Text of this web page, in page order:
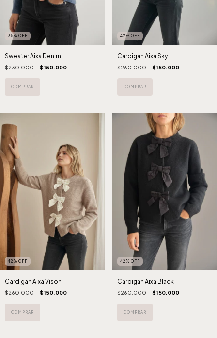
35% OFF
Sweater Aixa Denim
$230.000 $150.000
COMPRAR
42 % OFF
Cardigan Aixa Sky
$260.000 $150.000
COMPRAR
42 % OFF
Cardigan Aixa Vison
$260.000 $150.000
COMPRAR
42 % OFF
Cardigan Aixa Black
$260.000 $150.000
COMPRAR